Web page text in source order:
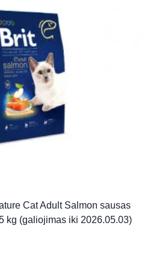
Cat Adult Salmon sausas
kg (galiojimas iki 2026.05.03)